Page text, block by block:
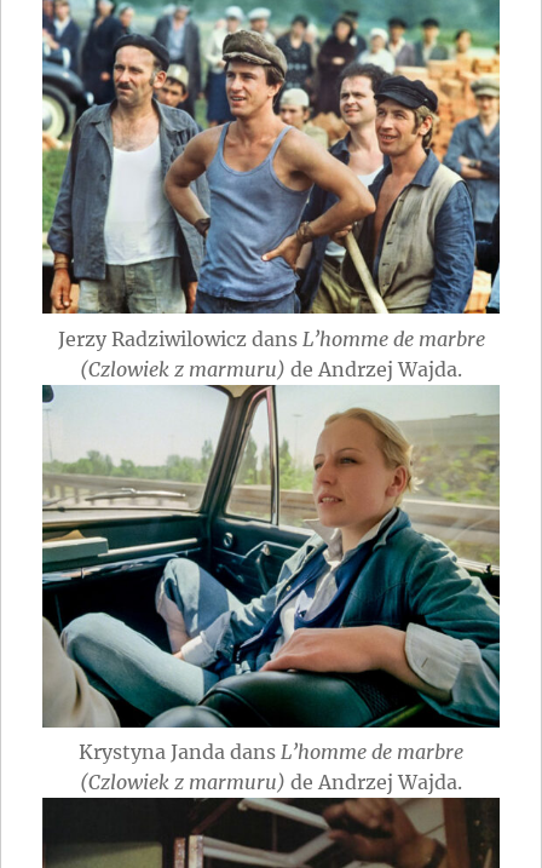
Jerzy Radziwilowicz dans L’homme de marbre
(Czlowiek z marmuru) de Andrzej Wajda.
Krystyna Janda dans L’homme de marbre
(Czlowiek z marmuru) de Andrzej Wajda.